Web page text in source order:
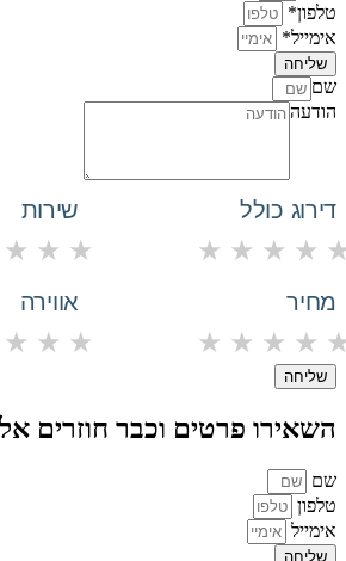
טלפון*
אימייל*
שליחה
שם
הודעה
דירוג כולל
★ ★ ★ ★
שירות
★ ★ ★
מחיר
★ ★ ★ ★
אווירה
★ ★ ★
שליחה
השאירו פרטים וכבר חוזרים
שם
טלפון
אימייל
שליחה